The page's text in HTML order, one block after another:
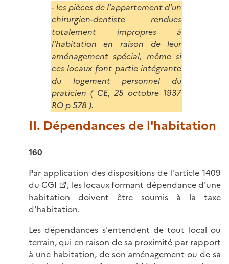
- les pièces de l'appartement d'un
chirurgien-dentiste rendues
totalement impropres à
l'habitation en raison de leur
aménagement spécial, même si
ces locaux font partie intégrante
du logement personnel du
praticien ( CE, 25 octobre 1937
RO p 578 ).
II. Dépendances de l'habitation
160
Par application des dispositions de l'article 1409
du CGI
, les locaux formant dépendance d'une
habitation doivent être soumis à la taxe
d'habitation.
Les dépendances s'entendent de tout local ou
terrain, qui en raison de sa proximité par rapport
à une habitation, de son aménagement ou de sa